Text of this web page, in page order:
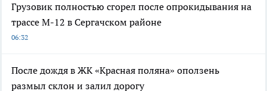
Грузовик полностью сгорел после опрокидывания на
трассе М-12 в Сергачском районе
06:32
После дождя в ЖК «Красная поляна» оползень
размыл склон и залил дорогу